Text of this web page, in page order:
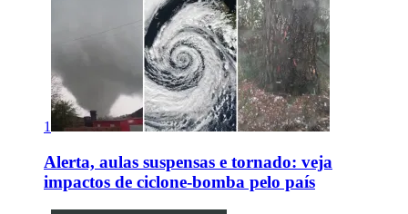
1
Alerta, aulas suspensas e tornado: veja
impactos de ciclone-bomba pelo país